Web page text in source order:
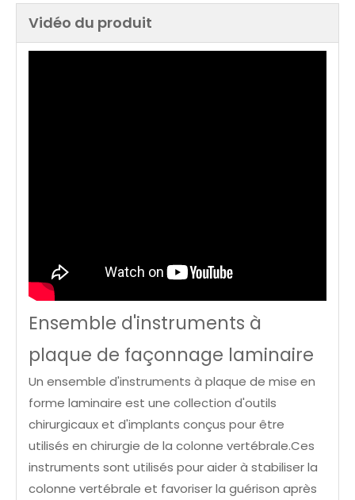
Vidéo du produit
Ensemble d'instruments à
plaque de façonnage laminaire
Un ensemble d'instruments à plaque de mise en
forme laminaire est une collection d'outils
chirurgicaux et d'implants conçus pour être
utilisés en chirurgie de la colonne vertébrale.Ces
instruments sont utilisés pour aider à stabiliser la
colonne vertébrale et favoriser la guérison après